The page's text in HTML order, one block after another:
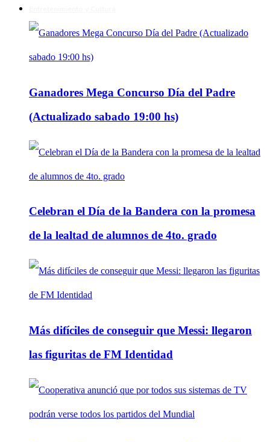
Ganadores Mega Concurso Día del Padre
(Actualizado sabado 19:00 hs)
Celebran el Día de la Bandera con la promesa
de la lealtad de alumnos de 4to. grado
Más difíciles de conseguir que Messi: llegaron
las figuritas de FM Identidad